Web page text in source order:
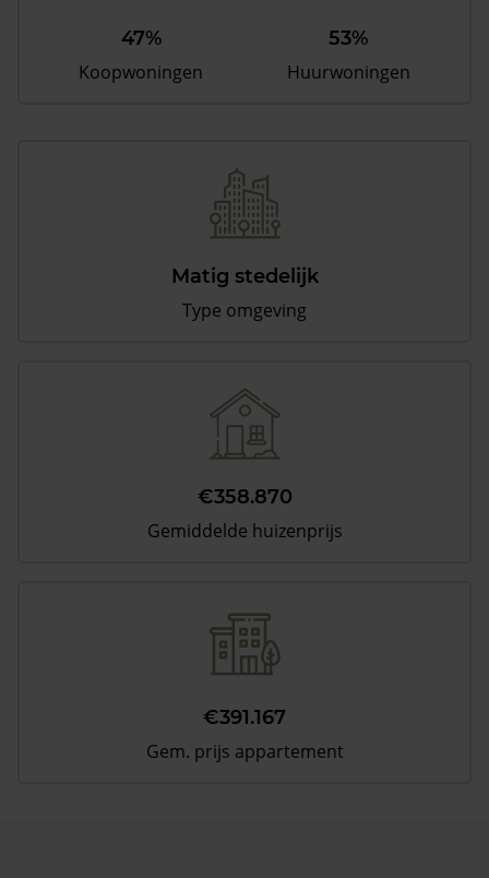
47%
Koopwoningen
53%
Huurwoningen
Matig stedelijk
Type omgeving
€358.870
Gemiddelde huizenprijs
€391.167
Gem. prijs appartement